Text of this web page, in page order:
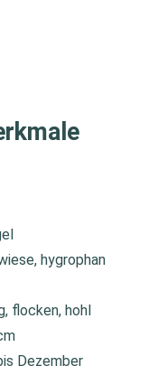
hygrophan
flocken, hohl
Dezember